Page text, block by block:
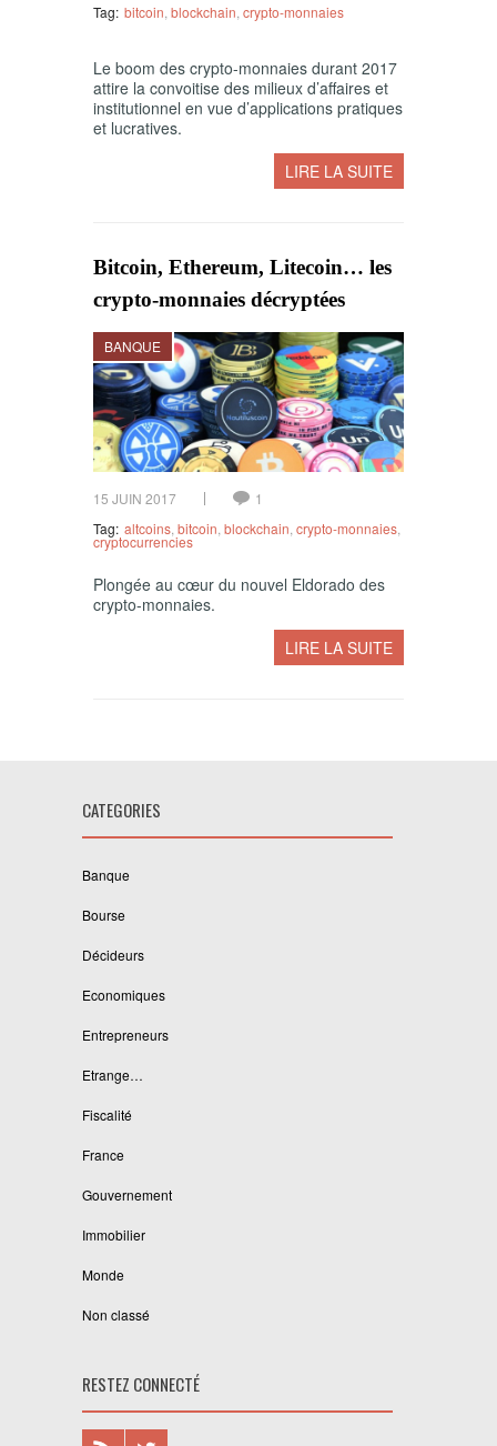
Tag: bitcoin blockchain crypto-monnaies
Le boom des crypto-monnaies durant 2017
attire la convoitise des milieux d’affaires et
institutionnel en vue d’applications pratiques
et lucratives.
LIRE LA SUITE
Bitcoin, Ethereum, Litecoin… les
crypto-monnaies décryptées
BANQUE
15 JUIN 2017
1
Tag: altcoins bitcoin blockchain crypto-monnaies
cryptocurrencies
Plongée au cœur du nouvel Eldorado des
crypto-monnaies.
LIRE LA SUITE
CATEGORIES
Banque
Bourse
Décideurs
Economiques
Entrepreneurs
Etrange…
Fiscalité
France
Gouvernement
Immobilier
Monde
Non classé
RESTEZ CONNECTÉ